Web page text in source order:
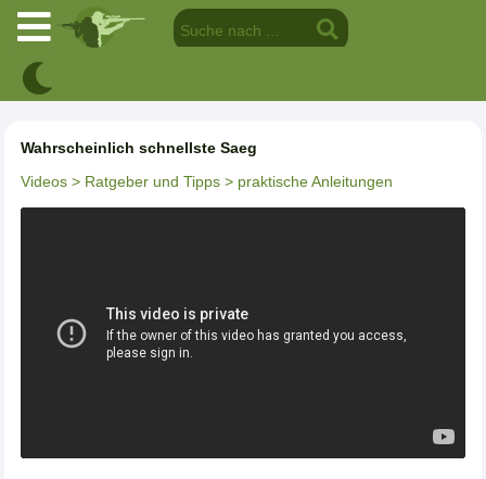
Wahrscheinlich schnellste Saeg
Videos > Ratgeber und Tipps > praktische Anleitungen